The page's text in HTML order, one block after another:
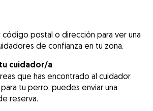
código postal o dirección para ver una
de confianza en tu zona.
cuidador/a
que has encontrado al cuidador
tu perro, puedes enviar una
reserva.